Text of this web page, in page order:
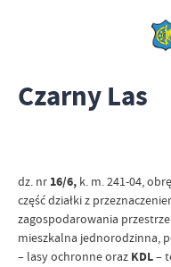
Czarny Las
dz. nr 16/6, k. m. 241-04,
część działki z
zagospodarowania
mieszkalna jednorodzinna,
– lasy ochronne oraz KDL–